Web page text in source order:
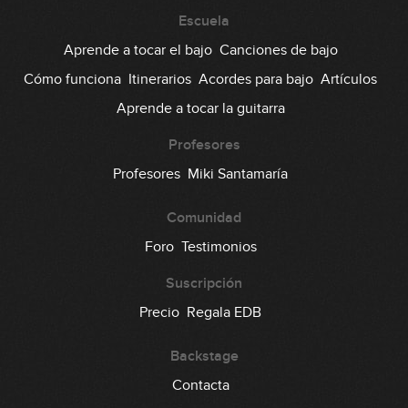
04:01
#102: Chord Melody en D
#103: Rock Riff en F#m
#104: Funky Blues Swingado en A
Escuela
Aprende a tocar el bajo Canciones de bajo
Cómo funciona Itinerarios Acordes para bajo Artículos
Aprende a tocar la guitarra
Profesores
Profesores Miki Santamaría
Comunidad
Foro Testimonios
Suscripción
Precio Regala EDB
Backstage
Contacta